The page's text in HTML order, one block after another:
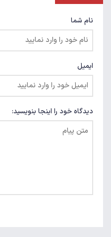
نام شما
ایمیل
دیدگاه خود را اینجا بنویسید: